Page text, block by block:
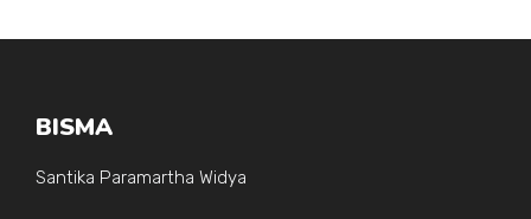
BISMA
Santika Paramartha Widya